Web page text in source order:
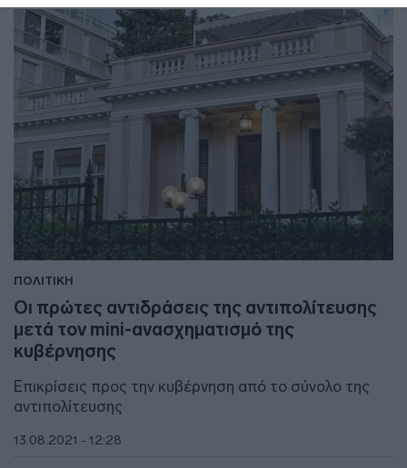
ΠΟΛΙΤΙΚΗ
Οι πρώτες αντιδράσεις της αντιπολίτευσης
μετά τον mini-ανασχηματισμό της
κυβέρνησης
Επικρίσεις προς την κυβέρνηση από το σύνολο της
αντιπολίτευσης
13.08.2021 - 12:28